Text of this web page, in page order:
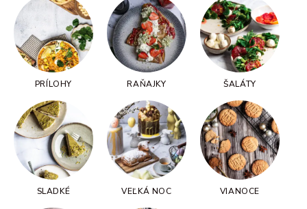
PRÍLOHY RAŇAJKY ŠALÁTY
SLADKÉ VEĽKÁ NOC VIANOCE